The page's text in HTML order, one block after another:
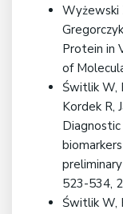
Wyżewski
Protein in
of
Świtlik W,
Kordek R,
523-534,
Świtlik W,